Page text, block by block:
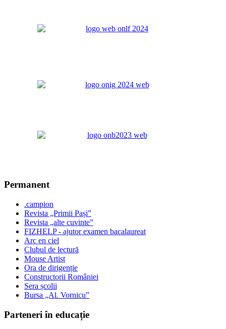
Permanent
.campion
Revista „Primii Pași”
Revista „alte cuvinte”
FIZHELP - ajutor examen bacalaureat
Arc en ciel
Clubul de lectură
Mouse Artist
Ora de dirigenție
Constructorii României
Sera școlii
Bursa „Al. Vornicu”
Parteneri în educație